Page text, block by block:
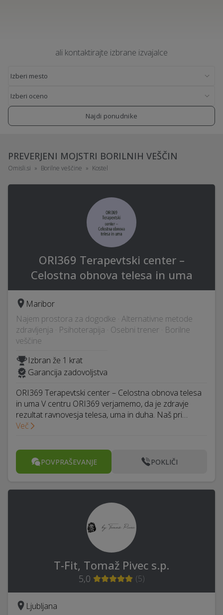
ali kontaktirajte izbrane izvajalce
Najdi ponudnike
PREVERJENI MOJSTRI BORILNIH VEŠČIN
Omisli.si Borilne veščine Kostel
ORI369 Terapevtski center –
Celostna obnova telesa in uma
Maribor
Najem prostora za dogodke · Alternativne metode
zdravljenja · Psihoterapija · Osebni trener · Borilne
veščine
Izbran že 1 krat
Garancija zadovoljstva
ORI369 Terapevtski center – Celostna obnova telesa
in uma V centru ORI369 verjamemo, da je zdravje
rezultat ravnovesja telesa, uma in duha. Naš pri…
Več
POVPRAŠEVANJE POKLIČI
T-Fit, Tomaž Pivec s.p.
5,0 (5)
Ljubljana